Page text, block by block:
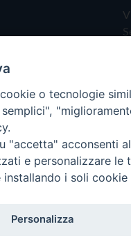
riservati - Vita
o tecnologie
"accetta" acconsenti
e personalizzare le
installando i soli
Personalizza